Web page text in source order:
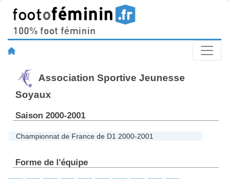
Association Sportive Jeunesse
Soyaux
Saison 2000-2001
Championnat de France de D1 2000-2001
Forme de l'équipe